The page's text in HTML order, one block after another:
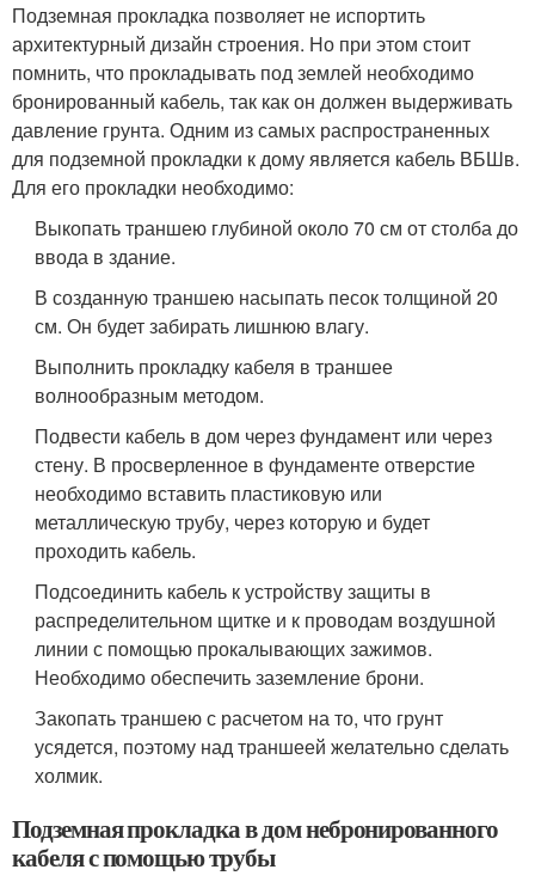
Подземная прокладка позволяет не испортить
архитектурный дизайн строения. Но при этом стоит
помнить, что прокладывать под землей необходимо
бронированный кабель, так как он должен выдерживать
давление грунта. Одним из самых распространенных
для подземной прокладки к дому является кабель ВБШв.
Для его прокладки необходимо:
Выкопать траншею глубиной около 70 см от столба до
ввода в здание.
В созданную траншею насыпать песок толщиной 20
см. Он будет забирать лишнюю влагу.
Выполнить прокладку кабеля в траншее
волнообразным методом.
Подвести кабель в дом через фундамент или через
стену. В просверленное в фундаменте отверстие
необходимо вставить пластиковую или
металлическую трубу, через которую и будет
проходить кабель.
Подсоединить кабель к устройству защиты в
распределительном щитке и к проводам воздушной
линии с помощью прокалывающих зажимов.
Необходимо обеспечить заземление брони.
Закопать траншею с расчетом на то, что грунт
усядется, поэтому над траншеей желательно сделать
холмик.
Подземная прокладка в дом небронированного
кабеля с помощью трубы